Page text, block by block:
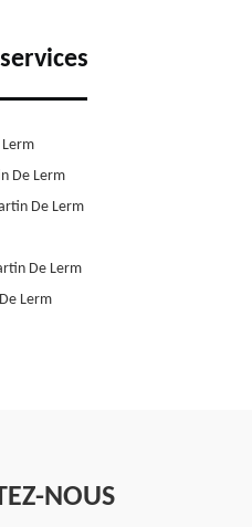
De Lerm
De Lerm
De Lerm
Lerm
NOUS